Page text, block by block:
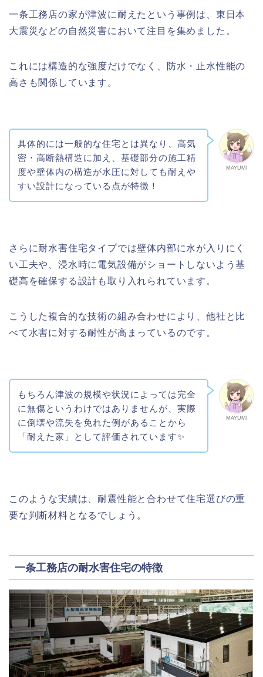
一条工務店の家が津波に耐えたという事例は、東日本
大震災などの自然災害において注目を集めました。
これには構造的な強度だけでなく、防水・止水性能の
高さも関係しています。
MAYUMI
具体的には一般的な住宅とは異なり、高気
密・高断熱構造に加え、基礎部分の施工精
度や壁体内の構造が水圧に対しても耐えや
すい設計になっている点が特徴！
さらに耐水害住宅タイプでは壁体内部に水が入りにく
い工夫や、浸水時に電気設備がショートしないよう基
礎高を確保する設計も取り入れられています。
こうした複合的な技術の組み合わせにより、他社と比
べて水害に対する耐性が高まっているのです。
MAYUMI
もちろん津波の規模や状況によっては完全
に無傷というわけではありませんが、実際
に倒壊や流失を免れた例があることから
「耐えた家」として評価されています✨
このような実績は、耐震性能と合わせて住宅選びの重
要な判断材料となるでしょう。
一条工務店の耐水害住宅の特徴